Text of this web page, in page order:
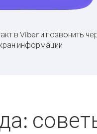
в Viber и позвонить
информации